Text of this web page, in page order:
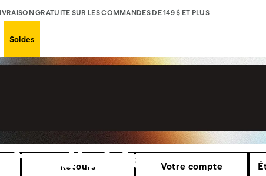
GRATUITE SUR LES COMMANDES DE 149 $ ET PLUS
Soldes
d'aide
Retours Votre compte